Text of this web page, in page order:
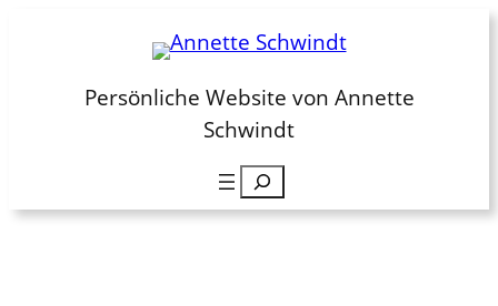
springenPersönliche Website von Annette
Schwindt
Suchen